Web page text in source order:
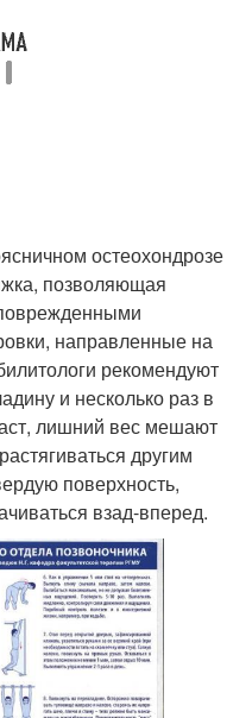
остеохондрозе
позволяющая
направленные на
рекомендуют
и несколько раз в
лишний вес мешают
другим
поверхность,
взад-вперед.